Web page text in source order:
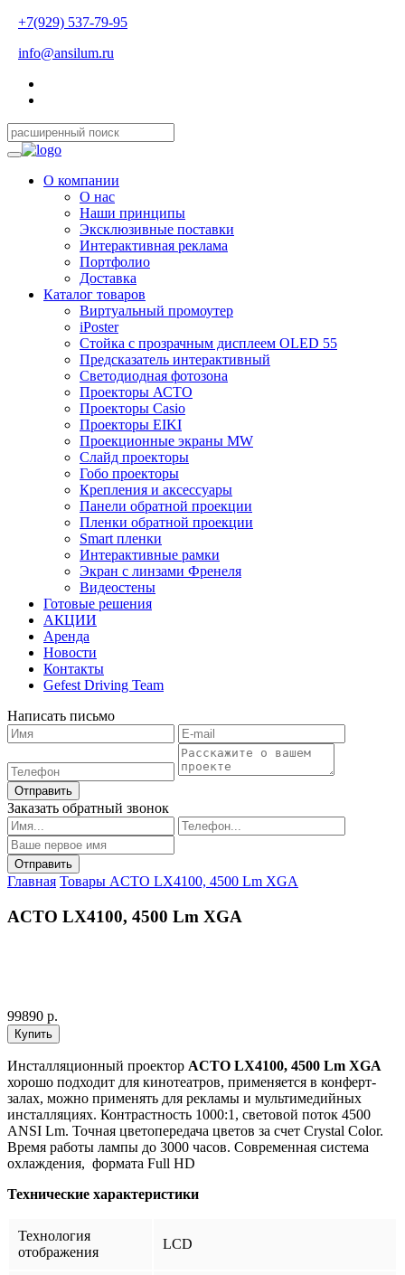
+7(929) 537-79-95
info@ansilum.ru
О компании
О нас
Наши принципы
Эксклюзивные поставки
Интерактивная реклама
Портфолио
Доставка
Каталог товаров
Виртуальный промоутер
iPoster
Стойка с прозрачным дисплеем OLED 55
Предсказатель интерактивный
Светодиодная фотозона
Проекторы АСТО
Проекторы Casio
Проекторы EIKI
Проекционные экраны MW
Слайд проекторы
Гобо проекторы
Крепления и аксессуары
Панели обратной проекции
Пленки обратной проекции
Smart пленки
Интерактивные рамки
Экран с линзами Френеля
Видеостены
Готовые решения
АКЦИИ
Аренда
Новости
Контакты
Gefest Driving Team
Написать письмо
Отправить
Заказать обратный звонок
Главная Товары ACTO LX4100, 4500 Lm XGA
ACTO LX4100, 4500 Lm XGA
99890 р.
Инсталляционный проектор ACTO LX4100, 4500 Lm XGA
хорошо подходит для кинотеатров, применяется в конферт-
залах, можно применять для рекламы и мультимедийных
инсталляциях. Контрастность 1000:1, световой поток 4500
ANSI Lm. Точная цветопередача цветов за счет Crystal Color.
Время работы лампы до 3000 часов. Современная система
охлаждения, формата Full HD
Технические характеристики
Технология
отображения
LCD